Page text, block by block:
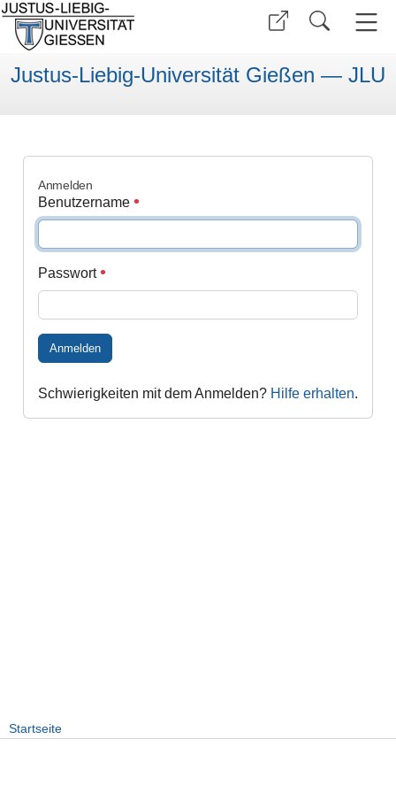
Justus-Liebig-Universität Gießen — JLU
Anmelden
Benutzername
Passwort
Anmelden
Schwierigkeiten mit dem Anmelden? Hilfe erhalten.
Startseite